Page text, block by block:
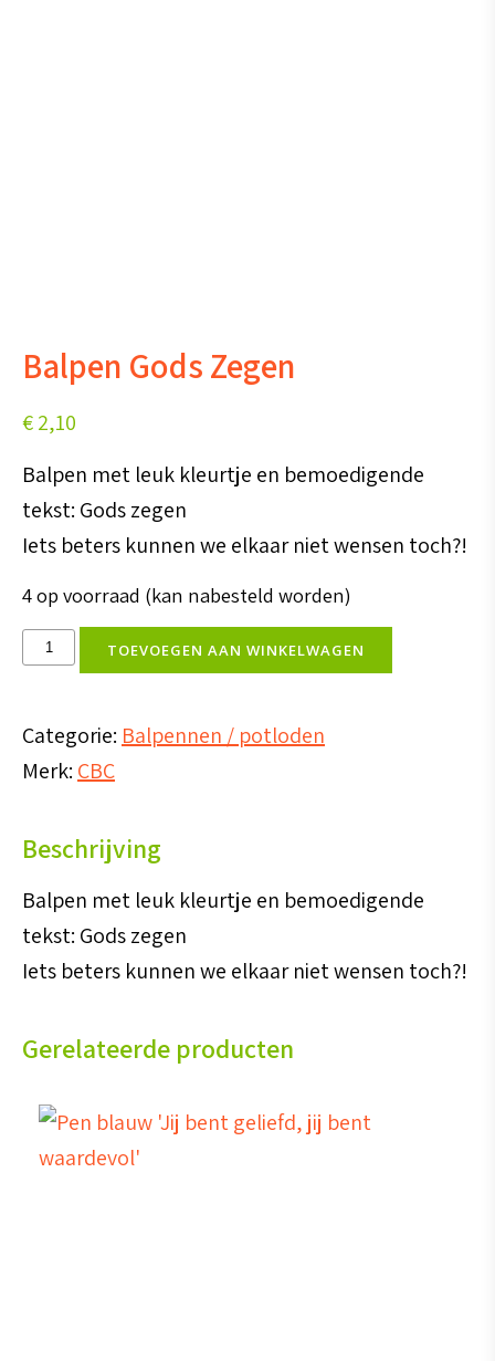
Balpen Gods Zegen
€2,10
Balpen met leuk kleurtje en bemoedigende
tekst: Gods zegen
Iets beters kunnen we elkaar niet wensen toch?!
4 op voorraad (kan nabesteld worden)
Balpen
aantal
TOEVOEGEN AAN WINKELWAGEN
Categorie: Balpennen / potloden
Merk: CBC
Beschrijving
Balpen met leuk kleurtje en bemoedigende
tekst: Gods zegen
Iets beters kunnen we elkaar niet wensen toch?!
Gerelateerde producten